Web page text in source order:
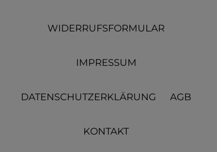
WIDERRUFSFORMULAR
IMPRESSUM
DATENSCHUTZERKLÄRUNG AGB
KONTAKT